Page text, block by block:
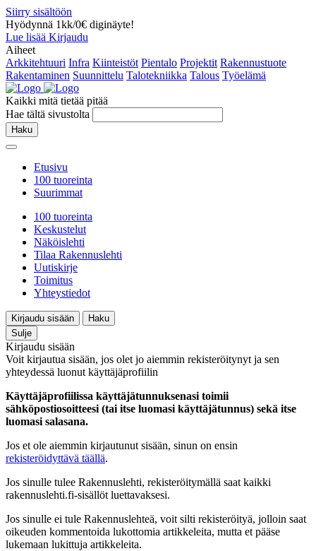
Siirry sisältöön
Hyödynnä 1kk/0€ diginäyte!
Lue lisää Kirjaudu
Aiheet
Arkkitehtuuri Infra Kiinteistöt Pientalo Projektit Rakennustuote
Rakentaminen Suunnittelu Talotekniikka Talous Työelämä
Kaikki mitä tietää pitää
Hae tältä sivustolta
Haku
Etusivu
100 tuoreinta
Suurimmat
100 tuoreinta
Keskustelut
Näköislehti
Tilaa Rakennuslehti
Uutiskirje
Toimitus
Yhteystiedot
Kirjaudu sisään
Haku
Sulje
Kirjaudu sisään
Voit kirjautua sisään, jos olet jo aiemmin rekisteröitynyt ja sen
yhteydessä luonut käyttäjäprofiilin
Käyttäjäprofiilissa käyttäjätunnuksenasi toimii
sähköpostiosoitteesi (tai itse luomasi käyttäjätunnus) sekä itse
luomasi salasana.
Jos et ole aiemmin kirjautunut sisään, sinun on ensin
rekisteröidyttävä täällä.
Jos sinulle tulee Rakennuslehti, rekisteröitymällä saat kaikki
rakennuslehti.fi-sisällöt luettavaksesi.
Jos sinulle ei tule Rakennuslehteä, voit silti rekisteröityä, jolloin saat
oikeuden kommentoida lukottomia artikkeleita, mutta et pääse
lukemaan lukittuja artikkeleita.